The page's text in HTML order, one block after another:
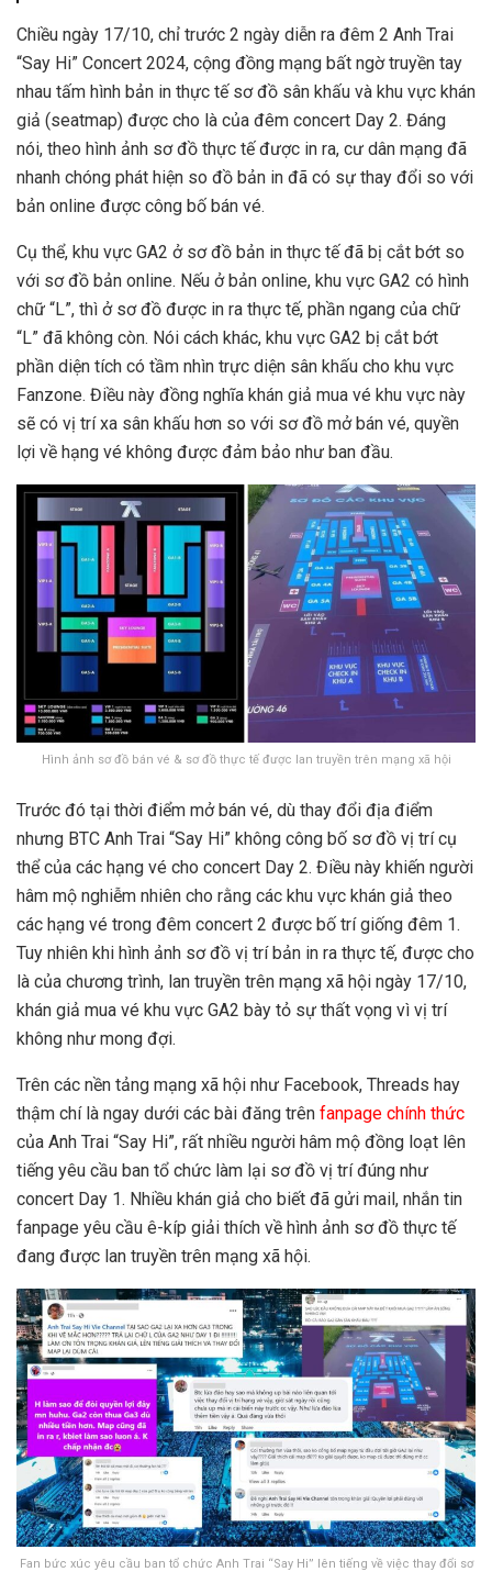
Chiều ngày 17/10, chỉ trước 2 ngày diễn ra đêm 2 Anh Trai
“Say Hi” Concert 2024, cộng đồng mạng bất ngờ truyền tay
nhau tấm hình bản in thực tế sơ đồ sân khấu và khu vực khán
giả (seatmap) được cho là của đêm concert Day 2. Đáng
nói, theo hình ảnh sơ đồ thực tế được in ra, cư dân mạng đã
nhanh chóng phát hiện so đồ bản in đã có sự thay đổi so với
bản online được công bố bán vé.
Cụ thể, khu vực GA2 ở sơ đồ bản in thực tế đã bị cắt bớt so
với sơ đồ bản online. Nếu ở bản online, khu vực GA2 có hình
chữ “L”, thì ở sơ đồ được in ra thực tế, phần ngang của chữ
“L” đã không còn. Nói cách khác, khu vực GA2 bị cắt bớt
phần diện tích có tầm nhìn trực diện sân khấu cho khu vực
Fanzone. Điều này đồng nghĩa khán giả mua vé khu vực này
sẽ có vị trí xa sân khấu hơn so với sơ đồ mở bán vé, quyền
lợi về hạng vé không được đảm bảo như ban đầu.
Hình ảnh sơ đồ bán vé & sơ đồ thực tế được lan truyền trên mạng xã hội
Trước đó tại thời điểm mở bán vé, dù thay đổi địa điểm
nhưng BTC Anh Trai “Say Hi” không công bố sơ đồ vị trí cụ
thể của các hạng vé cho concert Day 2. Điều này khiến người
hâm mộ nghiễm nhiên cho rằng các khu vực khán giả theo
các hạng vé trong đêm concert 2 được bố trí giống đêm 1.
Tuy nhiên khi hình ảnh sơ đồ vị trí bản in ra thực tế, được cho
là của chương trình, lan truyền trên mạng xã hội ngày 17/10,
khán giả mua vé khu vực GA2 bày tỏ sự thất vọng vì vị trí
không như mong đợi.
Trên các nền tảng mạng xã hội như Facebook, Threads hay
thậm chí là ngay dưới các bài đăng trên fanpage chính thức
của Anh Trai “Say Hi”, rất nhiều người hâm mộ đồng loạt lên
tiếng yêu cầu ban tổ chức làm lại sơ đồ vị trí đúng như
concert Day 1. Nhiều khán giả cho biết đã gửi mail, nhắn tin
fanpage yêu cầu ê-kíp giải thích về hình ảnh sơ đồ thực tế
đang được lan truyền trên mạng xã hội.
Fan bức xúc yêu cầu ban tổ chức Anh Trai “Say Hi” lên tiếng về việc thay đổi sơ